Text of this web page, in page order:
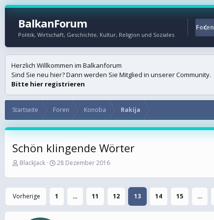
BalkanForum
Politik, Wirtschaft, Geschichte, Kultur, Religion und Soziales
Foren
Herzlich Willkommen im Balkanforum
Sind Sie neu hier? Dann werden Sie Mitglied in unserer Community.
Bitte hier registrieren
Startseite Foren Konoba Rakija
Schön klingende Wörter
E
s
t
e
l
BlackJack
E
s
t
e
l
28 Dezember 2016
Vorherige 1 … 11 12 13 14 15 …